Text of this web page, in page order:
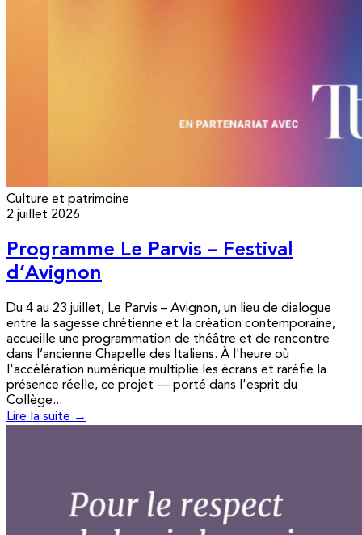
Culture et patrimoine
2 juillet 2026
Programme Le Parvis – Festival
d’Avignon
Du 4 au 23 juillet, Le Parvis – Avignon, un lieu de dialogue
entre la sagesse chrétienne et la création contemporaine,
accueille une programmation de théâtre et de rencontre
dans l’ancienne Chapelle des Italiens. À l'heure où
l'accélération numérique multiplie les écrans et raréfie la
présence réelle, ce projet — porté dans l'esprit du
Collège...
Lire la suite →